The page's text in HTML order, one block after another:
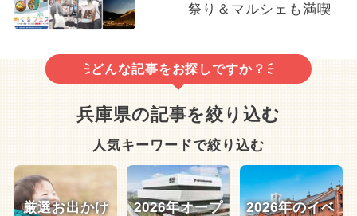
祭り＆マルシェも満喫
どんな記事をお探しですか？
兵庫県の記事を絞り込む
人気キーワードで絞り込む
厳選お出かけ
2026年オープ
2026年のイベ